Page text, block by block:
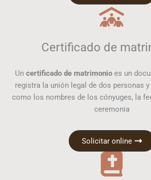
Certificado de
Un certificado de matrimonioes un
registra la unión legal de dos personas
como los nombres de los cónyuges, la
ceremonia
Solicitar online